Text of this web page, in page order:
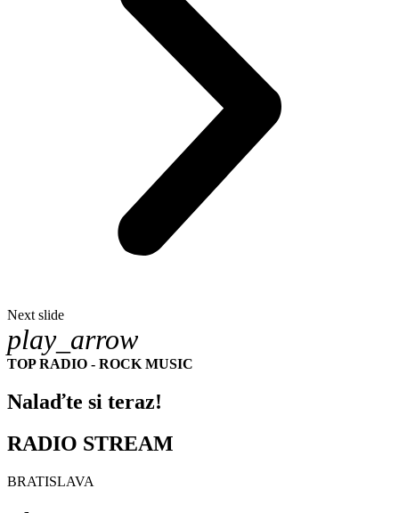
Next slide
play_arrow
TOP RADIO - ROCK MUSIC
Nalaďte si teraz!
RADIO STREAM
BRATISLAVA